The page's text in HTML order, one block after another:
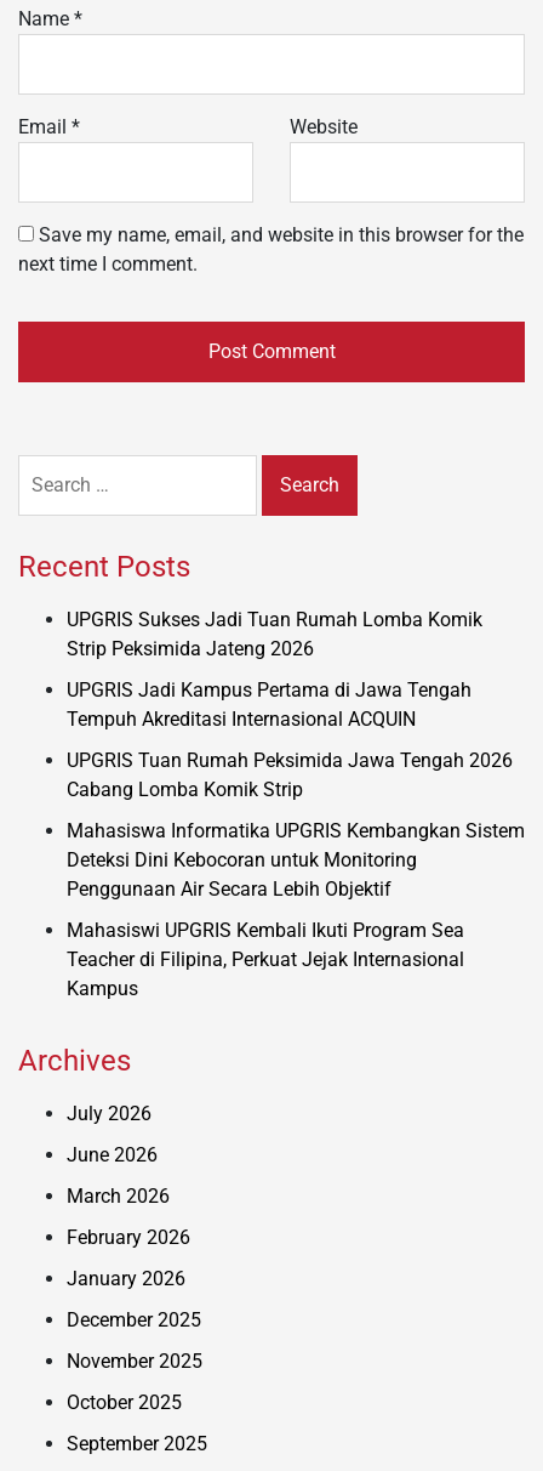
Name *
Email * Website
Save my name, email, and website in this browser for the
next time I comment.
for:
Recent Posts
UPGRIS Sukses Jadi Tuan Rumah Lomba Komik
Strip Peksimida Jateng 2026
UPGRIS Jadi Kampus Pertama di Jawa Tengah
Tempuh Akreditasi Internasional ACQUIN
UPGRIS Tuan Rumah Peksimida Jawa Tengah 2026
Cabang Lomba Komik Strip
Mahasiswa Informatika UPGRIS Kembangkan Sistem
Deteksi Dini Kebocoran untuk Monitoring
Penggunaan Air Secara Lebih Objektif
Mahasiswi UPGRIS Kembali Ikuti Program Sea
Teacher di Filipina, Perkuat Jejak Internasional
Kampus
Archives
July 2026
June 2026
March 2026
February 2026
January 2026
December 2025
November 2025
October 2025
September 2025